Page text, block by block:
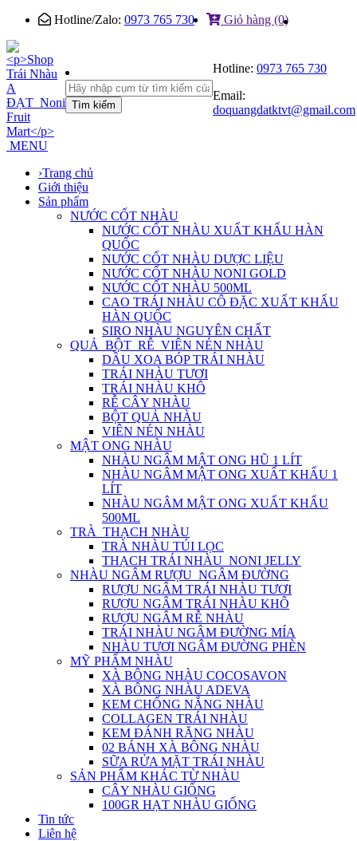
Hotline/Zalo: 0973 765 730 Giỏ hàng (0)
Tìm kiếm
Hotline: 0973 765 730
Email:
doquangdatktvt@gmail.com
MENU
›Trang chủ
Giới thiệu
Sản phẩm
NƯỚC CỐT NHÀU
NƯỚC CỐT NHÀU XUẤT KHẨU HÀN
QUỐC
NƯỚC CỐT NHÀU DƯỢC LIỆU
NƯỚC CỐT NHÀU NONI GOLD
NƯỚC CỐT NHÀU 500ML
CAO TRÁI NHÀU CÔ ĐẶC XUẤT KHẨU
HÀN QUỐC
SIRO NHÀU NGUYÊN CHẤT
QUẢ_BỘT_RỄ_VIÊN NÉN NHÀU
DẦU XOA BÓP TRÁI NHÀU
TRÁI NHÀU TƯƠI
TRÁI NHÀU KHÔ
RỄ CÂY NHÀU
BỘT QUẢ NHÀU
VIÊN NÉN NHÀU
MẬT ONG NHÀU
NHÀU NGÂM MẬT ONG HŨ 1 LÍT
NHÀU NGÂM MẬT ONG XUẤT KHẨU 1
LÍT
NHÀU NGÂM MẬT ONG XUẤT KHẨU
500ML
TRÀ_THẠCH NHÀU
TRÀ NHÀU TÚI LỌC
THẠCH TRÁI NHÀU_NONI JELLY
NHÀU NGÂM RƯỢU_NGÂM ĐƯỜNG
RƯỢU NGÂM TRÁI NHÀU TƯƠI
RƯỢU NGÂM TRÁI NHÀU KHÔ
RƯỢU NGÂM RỄ NHÀU
TRÁI NHÀU NGÂM ĐƯỜNG MÍA
NHÀU TƯƠI NGÂM ĐƯỜNG PHÈN
MỸ PHẨM NHÀU
XÀ BÔNG NHÀU COCOSAVON
XÀ BÔNG NHÀU ADEVA
KEM CHỐNG NẮNG NHÀU
COLLAGEN TRÁI NHÀU
KEM ĐÁNH RĂNG NHÀU
02 BÁNH XÀ BÔNG NHÀU
SỮA RỬA MẶT TRÁI NHÀU
SẢN PHẨM KHÁC TỪ NHÀU
CÂY NHÀU GIỐNG
100GR HẠT NHÀU GIỐNG
Tin tức
Liên hệ